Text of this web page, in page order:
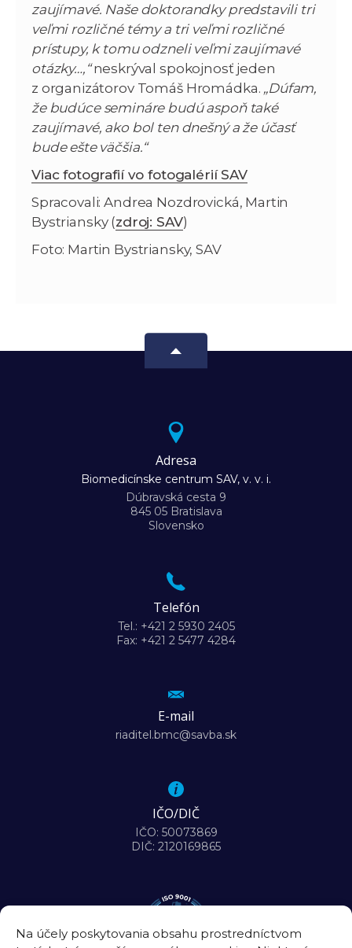
Na účely poskytovania obsahu prostredníctvom
zaujímavé. Naše doktorandky predstavili tri
veľmi rozličné témy a tri veľmi rozličné
prístupy, k tomu odzneli veľmi zaujímavé
otázky…,“neskrýval spokojnosť jeden
z organizátorov Tomáš Hromádka. „Dúfam,
že budúce semináre budú aspoň také
zaujímavé, ako bol ten dnešný a že účasť
bude ešte väčšia.“
Viac fotografií vo fotogalérií SAV
Spracovali: Andrea Nozdrovická, Martin
Bystriansky (zdroj: SAV)
Foto: Martin Bystriansky, SAV
Adresa
Biomedicínske centrum SAV, v. v. i.
Dúbravská cesta 9
845 05 Bratislava
Slovensko
Telefón
Tel.: +421 2 5930 2405
Fax: +421 2 5477 4284
E-mail
riaditel.bmc@savba.sk
IČO/DIČ
IČO: 50073869
DIČ: 2120169865